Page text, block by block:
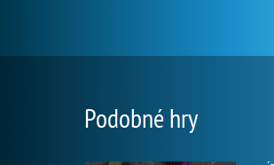
Podobné hry